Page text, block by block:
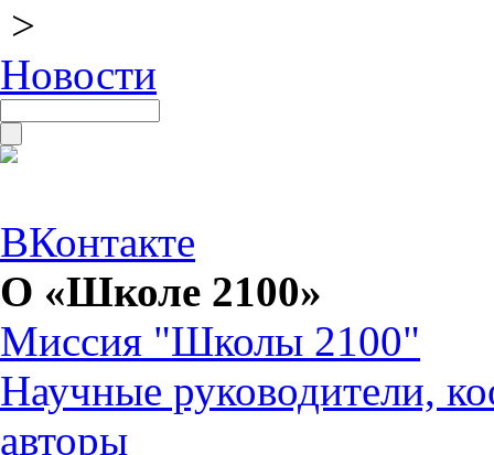
>
Новости
ВКонтакте
О «Школе 2100»
Миссия "Школы 2100"
Научные руководители,
авторы